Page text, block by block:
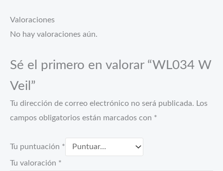
Valoraciones
No hay valoraciones aún.
Sé el primero en valorar “WL034 W
Veil”
Tu dirección de correo electrónico no será publicada. Los
campos obligatorios están marcados con *
Tu puntuación *
Tu valoración *